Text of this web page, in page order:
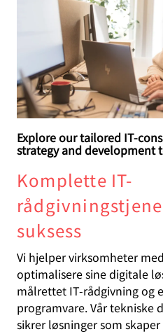
Explore our tailored IT-
strategy and development
Komplette IT-
suksess
Vi hjelper virksomheter
optimalisere sine digitale
målrettet IT-rådgivning og
programvare. Vår tekniske
sikrer løsninger som